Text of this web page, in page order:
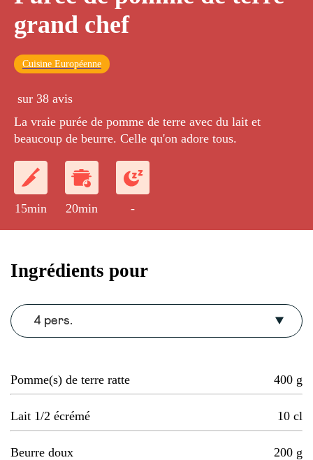
grand chef
Cuisine Européenne
sur 38 avis
La vraie purée de pomme de terre avec du lait et
beaucoup de beurre. Celle qu'on adore tous.
15min 20min -
Ingrédients pour
4 pers.
Pomme(s) de terre ratte 400 g
Lait 1/2 écrémé 10 cl
Beurre doux 200 g